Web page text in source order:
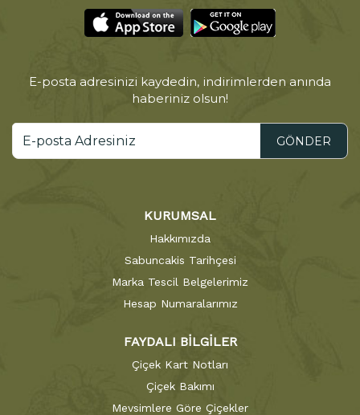
E-posta adresinizi kaydedin, indirimlerden anında
haberiniz olsun!
GÖNDER
KURUMSAL
Hakkımızda
Sabuncakis Tarihçesi
Marka Tescil Belgelerimiz
Hesap Numaralarımız
FAYDALI BİLGİLER
Çiçek Kart Notları
Çiçek Bakımı
Mevsimlere Göre Çiçekler